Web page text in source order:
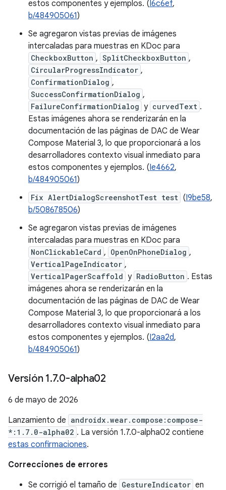
estos componentes y ejemplos. (I6c6ef,
b/484905061)
Se agregaron vistas previas de imágenes
intercaladas para muestras en KDoc para
CheckboxButton , SplitCheckboxButton ,
CircularProgressIndicator ,
ConfirmationDialog ,
SuccessConfirmationDialog ,
FailureConfirmationDialog y curvedText .
Estas imágenes ahora se renderizarán en la
documentación de las páginas de DAC de Wear
Compose Material 3, lo que proporcionará a los
desarrolladores contexto visual inmediato para
estos componentes y ejemplos. (Ie4662,
b/484905061)
Fix AlertDialogScreenshotTest test (I9be58,
b/508678506)
Se agregaron vistas previas de imágenes
intercaladas para muestras en KDoc para
NonClickableCard , OpenOnPhoneDialog ,
VerticalPageIndicator ,
VerticalPagerScaffold y RadioButton . Estas
imágenes ahora se renderizarán en la
documentación de las páginas de DAC de Wear
Compose Material 3, lo que proporcionará a los
desarrolladores contexto visual inmediato para
estos componentes y ejemplos. (I2aa2d,
b/484905061)
Versión 1.7.0-alpha02
6 de mayo de 2026
Lanzamiento de androidx.wear.compose:compose-
*:1.7.0-alpha02 . La versión 1.7.0-alpha02 contiene
estas confirmaciones.
Correcciones de errores
Se corrigió el tamaño de GestureIndicator en